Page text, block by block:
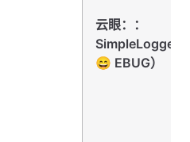
云眼：：
😄 EBUG）